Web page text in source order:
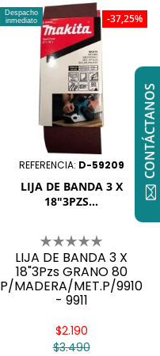
Despacho
inmediato
REFERENCIA: D-59209
LIJA DE BANDA 3 X
18"3PZS...
LIJA DE BANDA 3 X
18"3Pzs GRANO 80
P/MADERA/MET.P/9910
- 9911
$3.490
$2.190
-37,25%
CONTÁCTANOS